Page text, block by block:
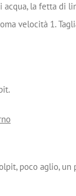
la fetta di
velocità 1.
poco aglio, un